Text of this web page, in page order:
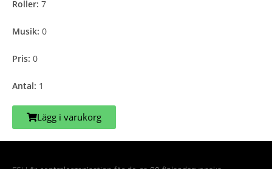
Roller: 7
Musik: 0
Pris: 0
Antal: 1
Lägg i varukorg